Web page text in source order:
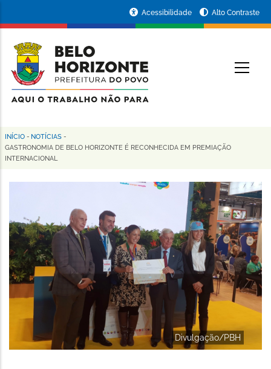
conteúdo
principal
da
Prefeitura
de
Horizonte
Acessibilidade Alto Contraste
Trilha
de
navegação
INÍCIO - NOTÍCIAS -
GASTRONOMIA DE BELO HORIZONTE É RECONHECIDA EM PREMIAÇÃO
INTERNACIONAL
Divulgação/PBH